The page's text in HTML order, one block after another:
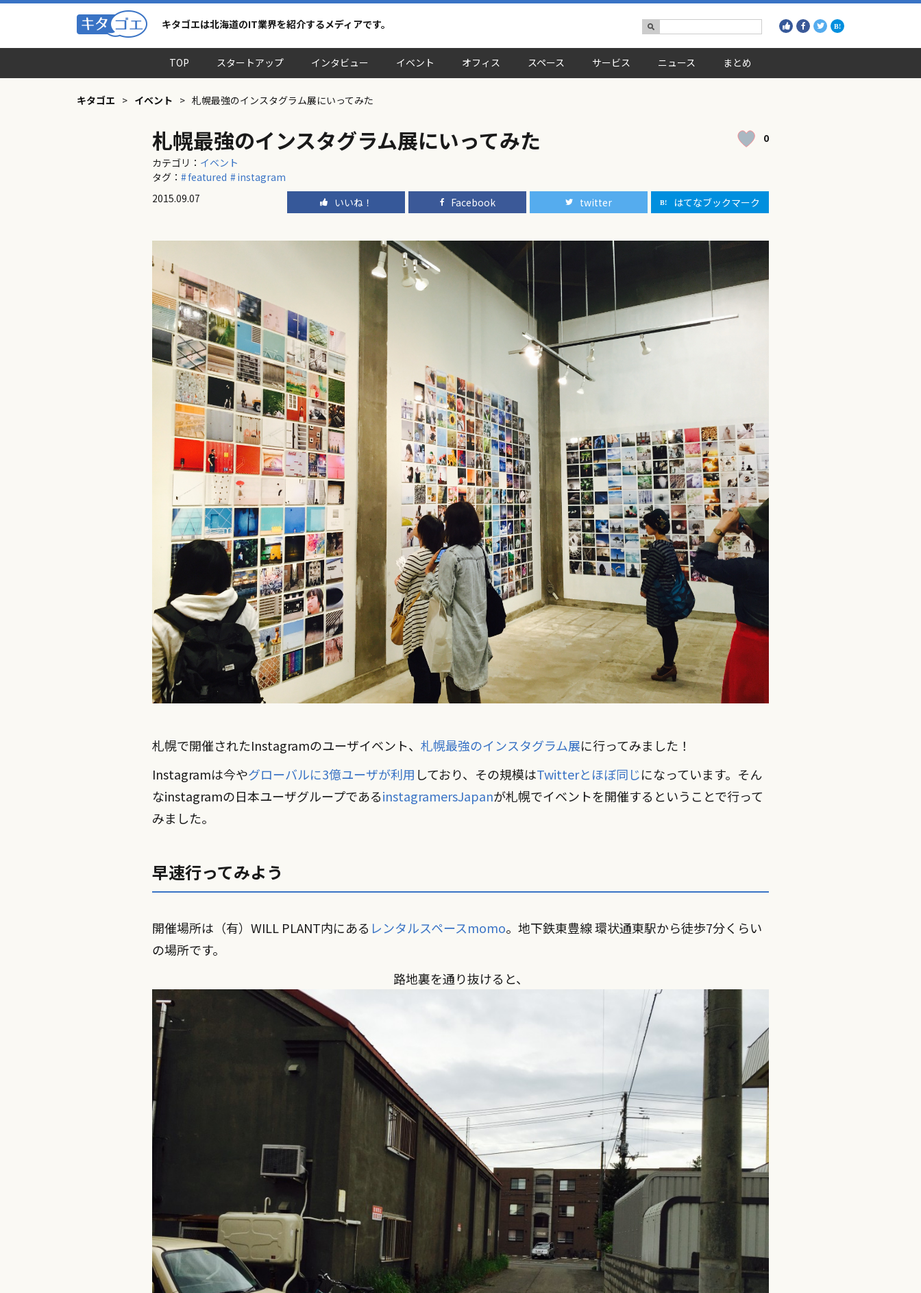
キタゴエは北海道のIT業界を紹介するメディアです。
TOP スタートアップ インタビュー イベント オフィス スペース サービス ニュース まとめ
キタゴエ > イベント > 札幌最強のインスタグラム展にいってみた
札幌最強のインスタグラム展にいってみた
0
カテゴリ： イベント
タグ：
featured
instagram
2015.09.07
札幌で開催されたInstagramのユーザイベント、 札幌最強のインスタグラム展に行ってみました！
Instagramは今やグローバルに3億ユーザが利用 しており、その規模はTwitterとほぼ同じになっています。そん
なinstagramの日本ユーザグループであるinstagramersJapanが札幌でイベントを開催するということで行って
みました。
早速行ってみよう
開催場所は（有）WILL PLANT内にある レンタルスペースmomo。地下鉄東豊線 環状通東駅から徒歩7分くらい
の場所です。
路地裏を通り抜けると、